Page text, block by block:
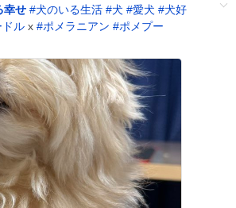
幸せ #犬のいる生活 #犬 #愛犬 #犬好
ドル x #ポメラニアン #ポメプー